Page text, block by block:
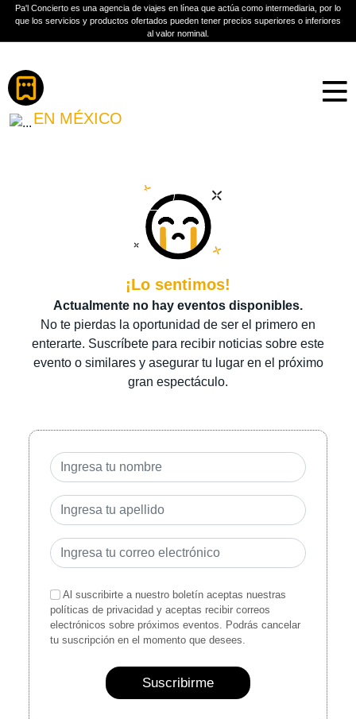
Pa'l Concierto es una agencia de viajes en línea que actúa como intermediaria, por lo
que los servicios y productos ofertados pueden tener precios superiores o inferiores
al valor nominal.
BETA
EN MÉXICO
Más información
¡Lo sentimos!
Actualmente no hay eventos disponibles.
No te pierdas la oportunidad de ser el primero en
enterarte. Suscríbete para recibir noticias sobre este
evento o similares y asegurar tu lugar en el próximo
gran espectáculo.
Al suscribirte a nuestro boletín aceptas nuestras
políticas de privacidad y aceptas recibir correos
electrónicos sobre próximos eventos. Podrás cancelar
tu suscripción en el momento que desees.
Suscribirme